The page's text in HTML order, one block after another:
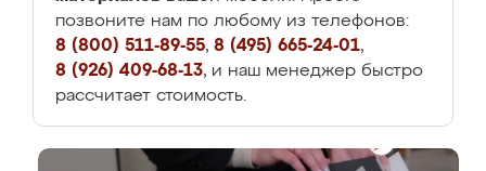
позвоните нам по любому из телефонов:
8 (800) 511-89-55, 8 (495) 665-24-01,
8 (926) 409-68-13, и наш менеджер быстро
рассчитает стоимость.